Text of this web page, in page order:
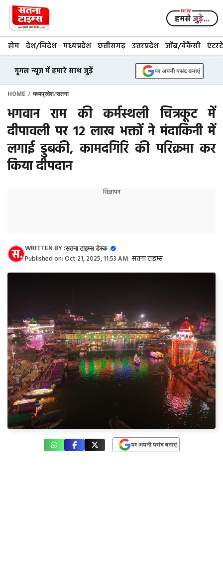
Skip
content
हमसेजुड़े...
होम देश/विदेश मध्यप्रदेश छत्तीसगढ़ उत्तरप्रदेश जॉब/वेकैंसी
गूगल न्यूज़ में हमारे साथ जुड़ें
HOME / मध्यप्रदेश/सतना
भगवान राम की कर्मस्थली चित्रकूट में
दीपावली पर 12 लाख भक्तों ने मंदाकिनी में
लगाई डुबकी, कामदगिरि की परिक्रमा कर
किया दीपदान
विज्ञापन
WRITTEN BY :सतना टाइम्स डेस्क
Published on:Oct 21, 2025, 11:53 AM सतना टाइम्स